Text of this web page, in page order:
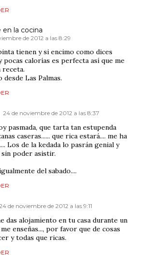
la cocina
de 2012 a las 8:29
tienen y si encimo como dices
pocas calorías es perfecta así que me
receta.
Las Palmas.
24 de noviembre de 2012 a las 8:37
pasmada, que tarta tan estupenda
caseras...... que rica estará.... me ha
Los de la kedada lo pasrán genial y
poder asistir.
del sabado....
de noviembre de 2012 a las 9:11
das alojamiento en tu casa durante un
enseñas..., por favor que de cosas
y todas que ricas.